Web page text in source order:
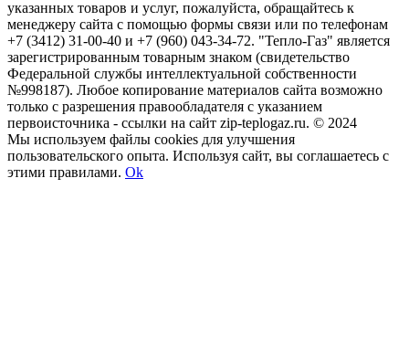
указанных товаров и услуг, пожалуйста, обращайтесь к
менеджеру сайта с помощью формы связи или по телефонам
+7 (3412) 31-00-40 и +7 (960) 043-34-72. "Тепло-Газ" является
зарегистрированным товарным знаком (свидетельство
Федеральной службы интеллектуальной собственности
№998187). Любое копирование материалов сайта возможно
только с разрешения правообладателя с указанием
первоисточника - ссылки на сайт zip-teplogaz.ru. © 2024
Мы используем файлы сookies для улучшения
пользовательского опыта. Используя сайт, вы соглашаетесь с
этими правилами. Ok